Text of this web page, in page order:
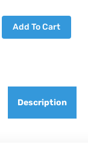
Add To Cart
Description